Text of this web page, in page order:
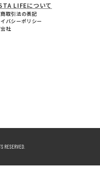
LIFEについて
取引法の表記
バシーポリシー
社
RESERVED.